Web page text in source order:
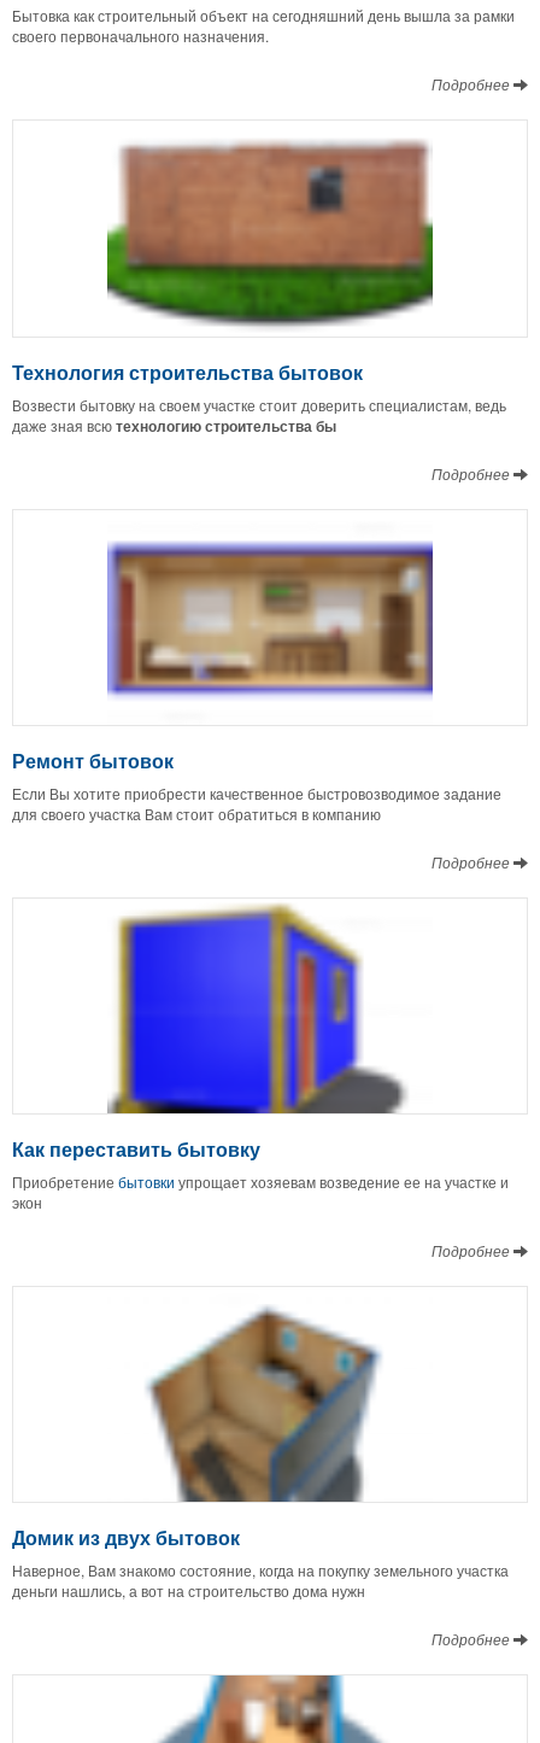
Бытовка как строительный объект на сегодняшний день вышла за рамки
своего первоначального назначения.
Подробнее
Технология строительства бытовок
Возвести бытовку на своем участке стоит доверить специалистам, ведь
даже зная всютехнологию строительства бы
Подробнее
Ремонт бытовок
Если Вы хотите приобрести качественное быстровозводимое задание
для своего участка Вам стоит обратиться в компанию
Подробнее
Как переставить бытовку
Приобретение бытовки упрощает хозяевам возведение ее на участке и
экон
Подробнее
Домик из двух бытовок
Наверное, Вам знакомо состояние, когда на покупку земельного участка
деньги нашлись, а вот на строительство дома нужн
Подробнее